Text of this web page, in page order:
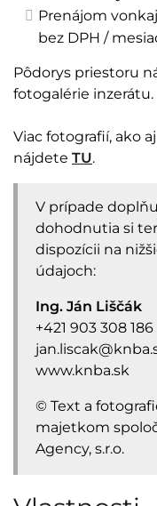
Prenájom
bez DPH /
Pôdorys priestoru
fotogalérie inzerátu.
Viac fotografií, ako
nájdete TU.
V prípade
dohodnutia si
dispozícii na
údajoch:
Ing. Ján Liščák
+421 903 308 186
www.knba.sk
​© Text a
majetkom
Agency, s.r.o.